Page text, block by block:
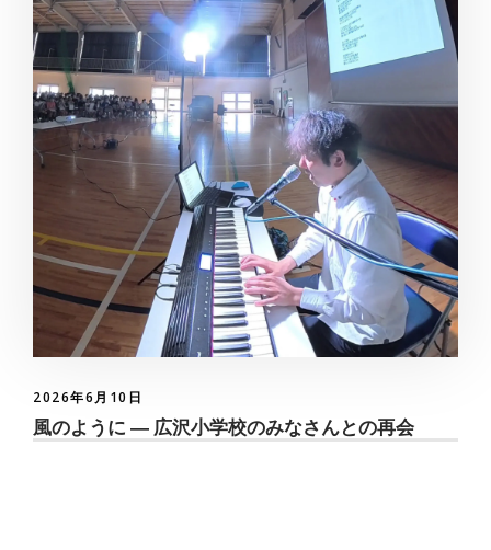
2026年6月10日
風のように ― 広沢小学校のみなさんとの再会